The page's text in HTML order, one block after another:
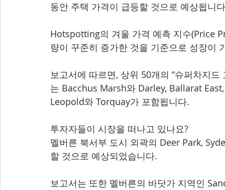
동안 주택 가격이 급등할 것으로 예상됩니
Hotspotting의 겨울 가격 예측 지수(Price
량이 꾸준히 증가한 것을 기준으로 성장이
보고서에 따르면, 상위 50개의 “슈퍼차지
는 Bacchus Marsh와 Darley, Ballarat
Leopold와 Torquay가 포함됩니다.
투자자들이 시장을 떠나고 있나요?
멜버른 북서부 도시 외곽의 Deer Park,
할 것으로 예상되었습니다.
보고서는 또한 멜버른의 바닷가 지역인